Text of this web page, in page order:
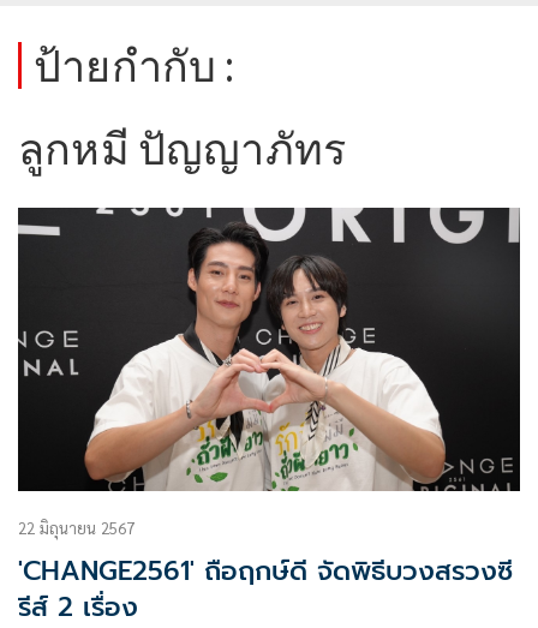
ป้ายกำกับ :
ลูกหมี ปัญญาภัทร
22 มิถุนายน 2567
'CHANGE2561' ถือฤกษ์ดี จัดพิธีบวงสรวงซี
รีส์ 2 เรื่อง